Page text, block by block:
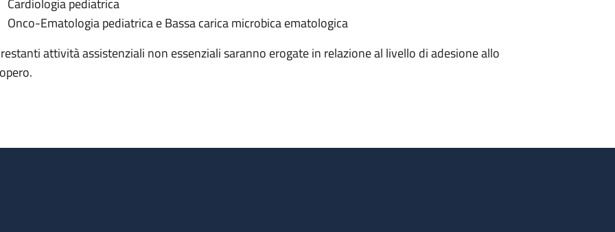
Cardiologia pediatrica
Onco-Ematologia pediatrica e Bassa carica microbica ematologica
attività assistenziali non essenziali saranno erogate in relazione al livello di adesione allo